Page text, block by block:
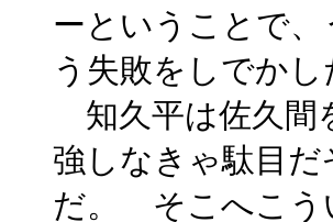
ーということで
う失敗をしでかし
知久平は佐久間
強しなきゃ駄目
だ。 そこへこう